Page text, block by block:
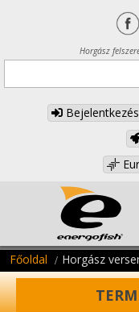
Horgász
Bejelentkezés
Főoldal Horgász